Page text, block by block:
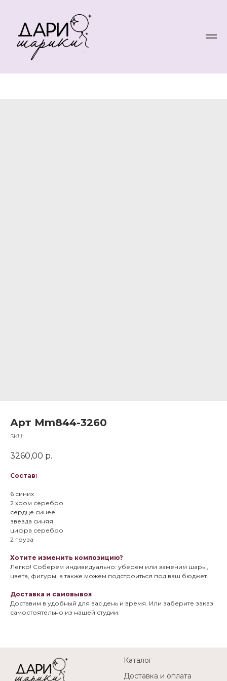
Арт Mm844-3260
SKU:
3260,00 р.
Состав:
6 синих
2 хром серебро
сердце синее
звезда синяя
цифра серебро
2 груза
Хотите изменить композицию?
Легко! Соберем индивидуально: уберем или заменим шары,
цвета, фигуры, а также можем подстроиться под ваш бюджет.
Доставка и самовывоз
Доставим в удобный для вас день и время. Или заберите заказ
самостоятельно из нашей студии.
Каталог
Доставка и оплата